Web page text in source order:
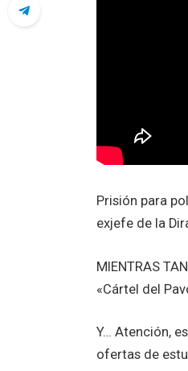
Prisión para
exjefe de la
MIENTRAS
«Cártel del
Y… Atención,
ofertas de